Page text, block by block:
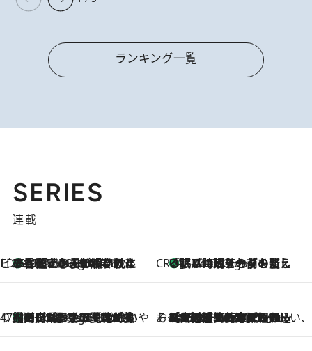
ランキング一覧
SERIES
連載
ビューティいいもの集め EDITORS' BEST
2 Hours Ago
35℃超えの日の夜、枕にひと吹き！ BAUMのルームスプレーが、ひのきの香りで心まで解きほぐす CREA'S CHOICE
2 Hours Ago
「眠る時刻をセットする」——眠りの前を整える、バルミューダの新しいアプローチ
47都道府県の手みやげ ひんやりスイーツで夏を満喫
2 Hours Ago
【岡山県】この夏絶対食べたい 冷やしておいしいおやつ3選 フルーツが主役のプリンやアイスが勢揃い そおだよおこの関西おいしい、おやつ紀行
2026.8.9
［大阪府箕面市］一皿一皿目の前で仕上げられる、料理を巧みに組み込んだアシェットデセールコース「ミチル アシェット デセール（Michiru assiette dessert）」